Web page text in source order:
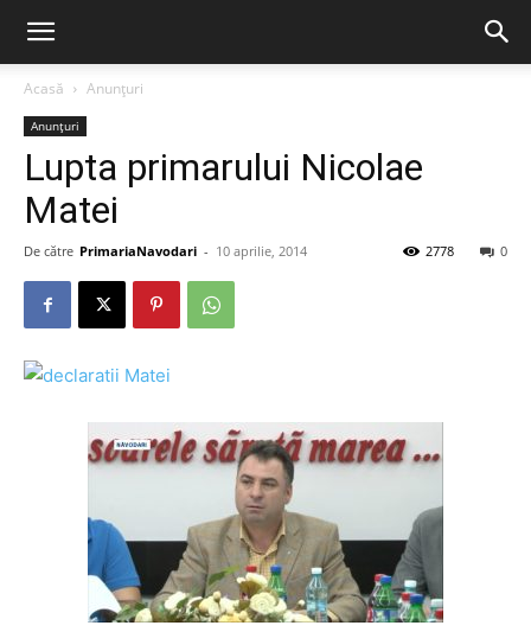
Acasă Anunțuri
Anunțuri
Lupta primarului Nicolae
Matei
De către PrimariaNavodari - 10 aprilie, 2014 0
2778